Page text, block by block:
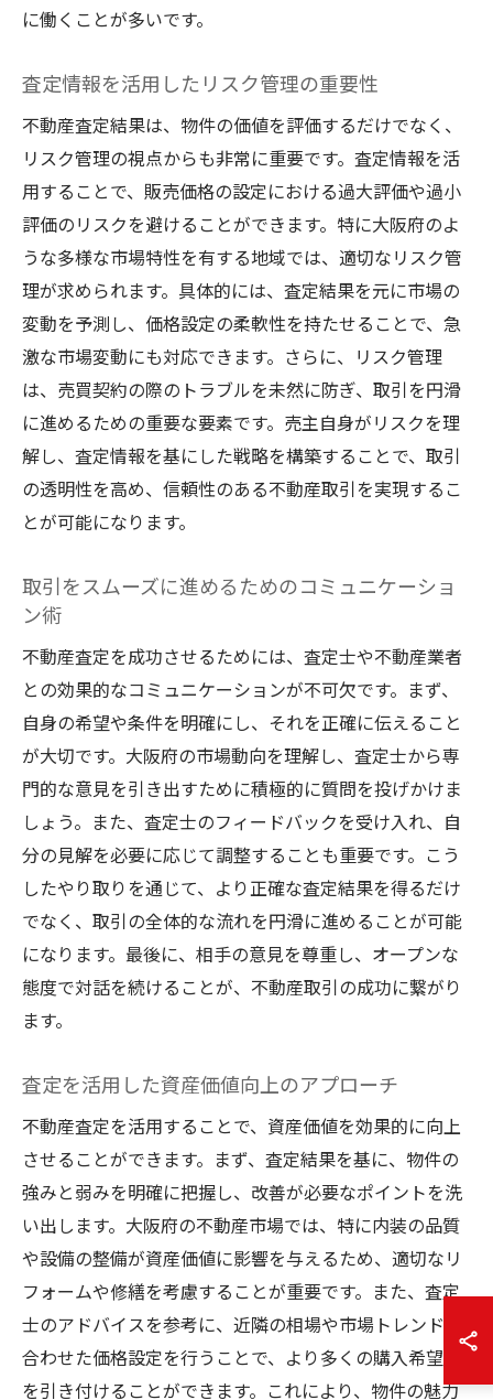
に働くことが多いです。
査定情報を活用したリスク管理の重要性
不動産査定結果は、物件の価値を評価するだけでなく、
リスク管理の視点からも非常に重要です。査定情報を活
用することで、販売価格の設定における過大評価や過小
評価のリスクを避けることができます。特に大阪府のよ
うな多様な市場特性を有する地域では、適切なリスク管
理が求められます。具体的には、査定結果を元に市場の
変動を予測し、価格設定の柔軟性を持たせることで、急
激な市場変動にも対応できます。さらに、リスク管理
は、売買契約の際のトラブルを未然に防ぎ、取引を円滑
に進めるための重要な要素です。売主自身がリスクを理
解し、査定情報を基にした戦略を構築することで、取引
の透明性を高め、信頼性のある不動産取引を実現するこ
とが可能になります。
取引をスムーズに進めるためのコミュニケーショ
ン術
不動産査定を成功させるためには、査定士や不動産業者
との効果的なコミュニケーションが不可欠です。まず、
自身の希望や条件を明確にし、それを正確に伝えること
が大切です。大阪府の市場動向を理解し、査定士から専
門的な意見を引き出すために積極的に質問を投げかけま
しょう。また、査定士のフィードバックを受け入れ、自
分の見解を必要に応じて調整することも重要です。こう
したやり取りを通じて、より正確な査定結果を得るだけ
でなく、取引の全体的な流れを円滑に進めることが可能
になります。最後に、相手の意見を尊重し、オープンな
態度で対話を続けることが、不動産取引の成功に繋がり
ます。
査定を活用した資産価値向上のアプローチ
不動産査定を活用することで、資産価値を効果的に向上
させることができます。まず、査定結果を基に、物件の
強みと弱みを明確に把握し、改善が必要なポイントを洗
い出します。大阪府の不動産市場では、特に内装の品質
や設備の整備が資産価値に影響を与えるため、適切なリ
フォームや修繕を考慮することが重要です。また、査定
士のアドバイスを参考に、近隣の相場や市場トレンドに
合わせた価格設定を行うことで、より多くの購入希望者
を引き付けることができます。これにより、物件の魅力